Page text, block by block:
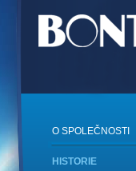
O SPOLEČNOSTI
HISTORIE